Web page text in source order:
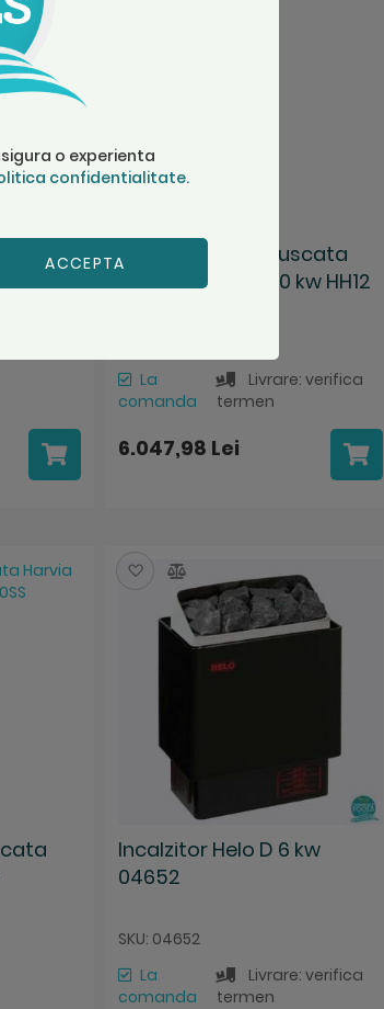
Incalzitor sauna uscata
Harvia Hidden 12.0 kw HH12
La
comanda
Livrare: verifica
termen
6.047,98 Lei
Incalzitor Helo D 6 kw
04652
SKU: 04652
La
comanda
Livrare: verifica
termen
SalveazaCompara
o experienta
confidentialitate.
ACCEPTA